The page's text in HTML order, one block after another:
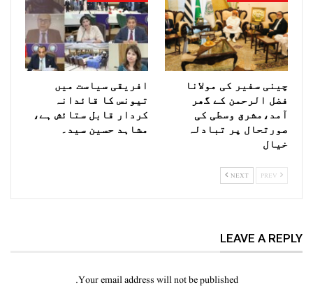
چینی سفیر کی مولانا
فضل الرحمن کے گھر
آمد،مشرق وسطی کی
صورتحال پر تبادلہ
خیال
افریقی سیاست میں
تیونس کا قائدانہ
کردار قابل ستائش ہے،
مشاہد حسین سید۔
NEXT
LEAVE A REPLY
Your email address will not be published.